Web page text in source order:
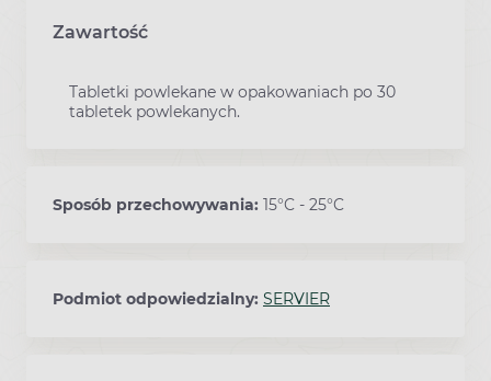
Zawartość
Tabletki powlekane w opakowaniach po 30
tabletek powlekanych.
Sposób przechowywania: 15°C - 25°C
Podmiot odpowiedzialny: SERVIER